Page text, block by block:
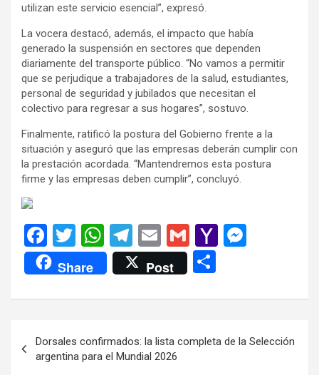
utilizan este servicio esencial”, expresó.
La vocera destacó, además, el impacto que había
generado la suspensión en sectores que dependen
diariamente del transporte público. “No vamos a permitir
que se perjudique a trabajadores de la salud, estudiantes,
personal de seguridad y jubilados que necesitan el
colectivo para regresar a sus hogares”, sostuvo.
Finalmente, ratificó la postura del Gobierno frente a la
situación y aseguró que las empresas deberán cumplir con
la prestación acordada. “Mantendremos esta postura
firme y las empresas deben cumplir”, concluyó.
F
a
ce
b
o
T
wi
tt
er
W
h
at
s
p
T
el
e
gr
m
E
m
ail
G
m
ail
Y
o
M
n
er
Share Post
m
ar
de
Dorsales confirmados: la lista completa de la Selección
argentina para el Mundial 2026